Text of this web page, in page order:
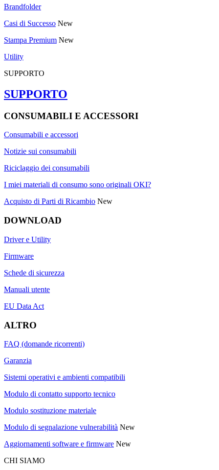
Brandfolder
Casi di Successo New
Stampa Premium New
Utility
SUPPORTO
SUPPORTO
CONSUMABILI E ACCESSORI
Consumabili e accessori
Notizie sui consumabili
Riciclaggio dei consumabili
I miei materiali di consumo sono originali OKI?
Acquisto di Parti di Ricambio New
DOWNLOAD
Driver e Utility
Firmware
Schede di sicurezza
Manuali utente
EU Data Act
ALTRO
FAQ (domande ricorrenti)
Garanzia
Sistemi operativi e ambienti compatibili
Modulo di contatto supporto tecnico
Modulo sostituzione materiale
Modulo di segnalazione vulnerabilità New
Aggiornamenti software e firmware New
CHI SIAMO